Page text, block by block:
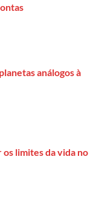
análogos à
limites da vida no